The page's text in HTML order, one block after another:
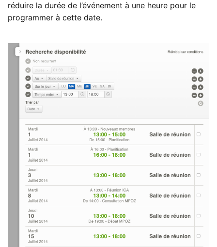
réduire la durée de l’événement à une heure pour le
programmer à cette date.